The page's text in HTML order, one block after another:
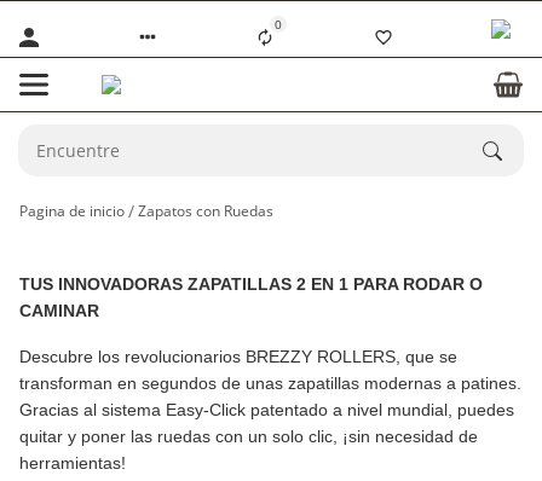
0
Pagina de inicio Zapatos con Ruedas
TUS INNOVADORAS ZAPATILLAS 2 EN 1 PARA RODAR O
CAMINAR
Descubre los revolucionarios BREZZY ROLLERS , que se
transforman en segundos de unas zapatillas modernas a patines.
Gracias al sistema Easy-Click patentado a nivel mundial, puedes
quitar y poner las ruedas con un solo clic, ¡sin necesidad de
herramientas!